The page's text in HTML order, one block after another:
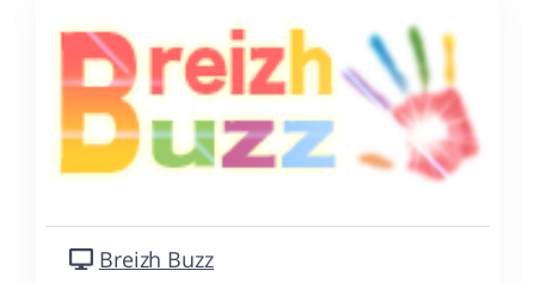
Breizh Buzz